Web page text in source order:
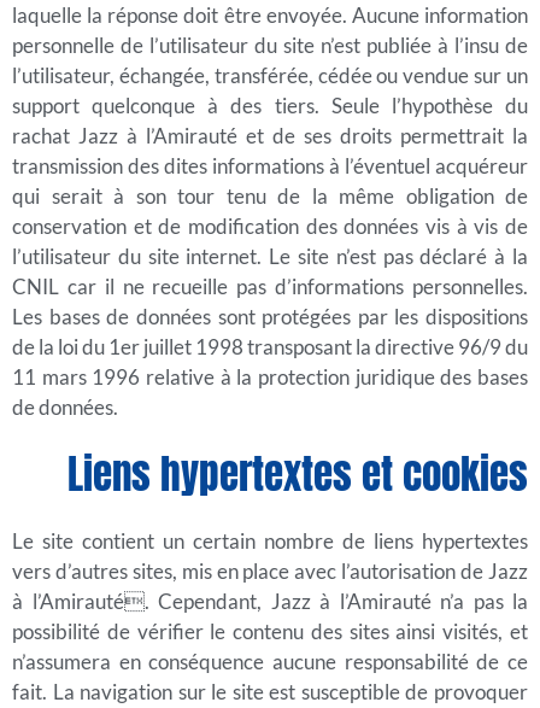
laquelle la réponse doit être envoyée. Aucune information
personnelle de l’utilisateur du site n’est publiée à l’insu de
l’utilisateur, échangée, transférée, cédée ou vendue sur un
support quelconque à des tiers. Seule l’hypothèse du
rachat Jazz à l’Amirauté et de ses droits permettrait la
transmission des dites informations à l’éventuel acquéreur
qui serait à son tour tenu de la même obligation de
conservation et de modification des données vis à vis de
l’utilisateur du site internet. Le site n’est pas déclaré à la
CNIL car il ne recueille pas d’informations personnelles.
Les bases de données sont protégées par les dispositions
de la loi du 1er juillet 1998 transposant la directive 96/9 du
11 mars 1996 relative à la protection juridique des bases
de données.
Liens hypertextes et cookies
Le site contient un certain nombre de liens hypertextes
vers d’autres sites, mis en place avec l’autorisation de Jazz
à l’Amirauté. Cependant, Jazz à l’Amirauté n’a pas la
possibilité de vérifier le contenu des sites ainsi visités, et
n’assumera en conséquence aucune responsabilité de ce
fait. La navigation sur le site est susceptible de provoquer